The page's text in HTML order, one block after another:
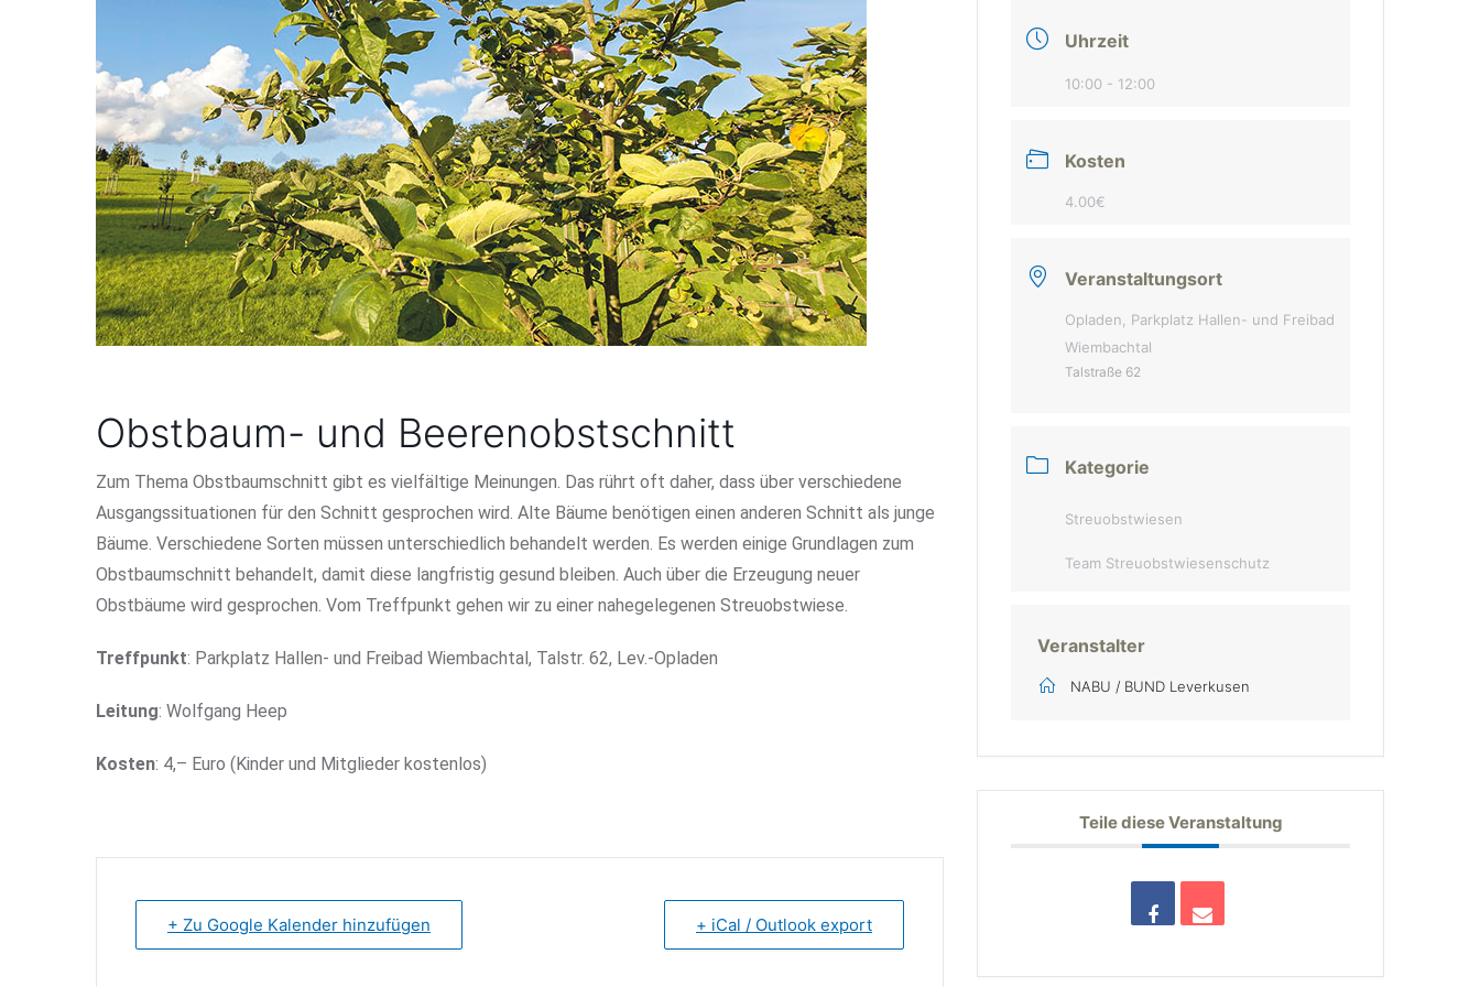
Obstbaum- und Beerenobstschnitt
Zum Thema Obstbaumschnitt gibt es vielfältige Meinungen. Das rührt oft daher, dass über verschiedene
Ausgangssituationen für den Schnitt gesprochen wird. Alte Bäume benötigen einen anderen Schnitt als junge
Bäume. Verschiedene Sorten müssen unterschiedlich behandelt werden. Es werden einige Grundlagen zum
Obstbaumschnitt behandelt, damit diese langfristig gesund bleiben. Auch über die Erzeugung neuer
Obstbäume wird gesprochen. Vom Treffpunkt gehen wir zu einer nahegelegenen Streuobstwiese.
Treffpunkt: Parkplatz Hallen- und Freibad Wiembachtal, Talstr. 62, Lev.-Opladen
Leitung: Wolfgang Heep
Kosten: 4,– Euro (Kinder und Mitglieder kostenlos)
+ Zu Google Kalender hinzufügen + iCal / Outlook export
Uhrzeit
10:00 - 12:00
Kosten
4.00€
Veranstaltungsort
Opladen, Parkplatz Hallen- und Freibad
Wiembachtal
Talstraße 62
Kategorie
Streuobstwiesen
Team Streuobstwiesenschutz
Veranstalter
NABU / BUND Leverkusen
Teile diese Veranstaltung